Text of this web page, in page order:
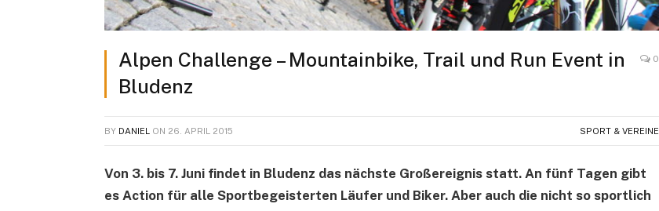
Alpen Challenge – Mountainbike, Trail und Run Event in
Bludenz
0
BY DANIEL ON 26. APRIL 2015 SPORT & VEREINE
Von 3. bis 7. Juni findet in Bludenz das nächste Großereignis statt. An fünf Tagen gibt
es Action für alle Sportbegeisterten Läufer und Biker. Aber auch die nicht so sportlich